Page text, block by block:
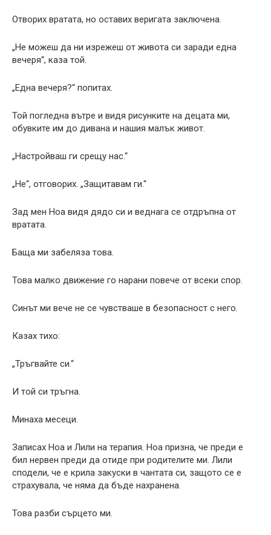
Отворих вратата, но оставих веригата заключена.
„Не можеш да ни изрежеш от живота си заради една
вечеря“, каза той.
„Една вечеря?“ попитах.
Той погледна вътре и видя рисунките на децата ми,
обувките им до дивана и нашия малък живот.
„Настройваш ги срещу нас.“
„Не“, отговорих. „Защитавам ги.“
Зад мен Ноа видя дядо си и веднага се отдръпна от
вратата.
Баща ми забеляза това.
Това малко движение го нарани повече от всеки спор.
Синът ми вече не се чувстваше в безопасност с него.
Казах тихо:
„Тръгвайте си.“
И той си тръгна.
Минаха месеци.
Записах Ноа и Лили на терапия. Ноа призна, че преди е
бил нервен преди да отиде при родителите ми. Лили
сподели, че е крила закуски в чантата си, защото се е
страхувала, че няма да бъде нахранена.
Това разби сърцето ми.